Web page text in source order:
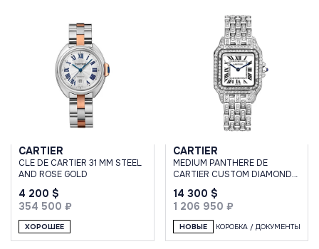
CARTIER
CLE DE CARTIER 31 MM STEEL
AND ROSE GOLD
4 200 $
354 500 ₽
ХОРОШЕЕ
CARTIER
MEDIUM PANTHERE DE
CARTIER CUSTOM DIAMONDS
FULL PAVE
14 300 $
1 206 950 ₽
НОВЫЕ КОРОБКА / ДОКУМЕНТЫ